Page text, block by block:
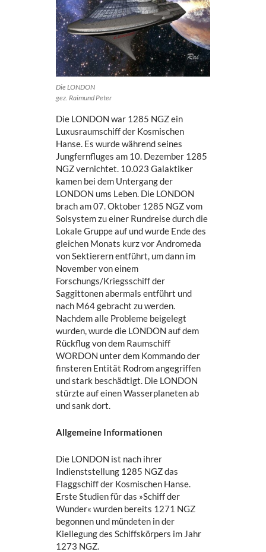
Die LONDON
gez. Raimund Peter
Die LONDON war 1285 NGZ ein
Luxusraumschiff der Kosmischen
Hanse. Es wurde während seines
Jungfernfluges am 10. Dezember 1285
NGZ vernichtet. 10.023 Galaktiker
kamen bei dem Untergang der
LONDON ums Leben. Die LONDON
brach am 07. Oktober 1285 NGZ vom
Solsystem zu einer Rundreise durch die
Lokale Gruppe auf und wurde Ende des
gleichen Monats kurz vor Andromeda
von Sektierern entführt, um dann im
November von einem
Forschungs/Kriegsschiff der
Saggittonen abermals entführt und
nach M64 gebracht zu werden.
Nachdem alle Probleme beigelegt
wurden, wurde die LONDON auf dem
Rückflug von dem Raumschiff
WORDON unter dem Kommando der
finsteren Entität Rodrom angegriffen
und stark beschädtigt. Die LONDON
stürzte auf einen Wasserplaneten ab
und sank dort.
Allgemeine Informationen
Die LONDON ist nach ihrer
Indienststellung 1285 NGZ das
Flaggschiff der Kosmischen Hanse.
Erste Studien für das »Schiff der
Wunder« wurden bereits 1271 NGZ
begonnen und mündeten in der
Kiellegung des Schiffskörpers im Jahr
1273 NGZ.